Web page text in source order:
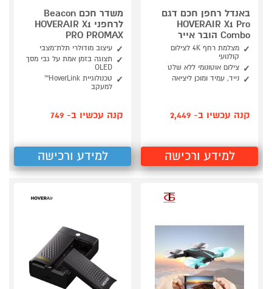
באנדל רחפן חכם דגם
HOVERAIR X1 Pro
Combo הובר אייר
מצלמת רחף 4K לצילום
קולנועי
צילום אוטונומי ללא שלט
נייד, עמיד ומוכן ליציאה
קנה עכשיו ב- 2,449
למידע ורכישה
משדר חכם Beacon
לרחפני HOVERAIR X1
PRO PROMAX
עיצוב מודולרי תלת־מצבי
תצוגה בזמן אמת על גבי מסך
OLED
טכנולוגיית HoverLink™
למעקב
קנה עכשיו ב- 749
למידע ורכישה